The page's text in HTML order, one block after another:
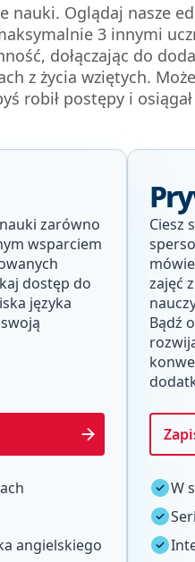
Oglądaj nasze
3 innymi
dołączając do
z życia wziętych.
robił postępy i
zarówno
wsparciem
dostęp do
języka
angielskiego
Ciesz
zajęć
Bądź
W